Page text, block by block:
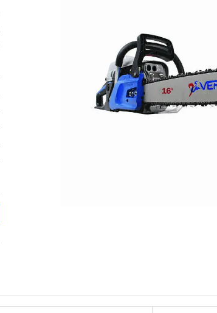
ابزار و قطعات
کارواش
موتور تک
موتور پمپ